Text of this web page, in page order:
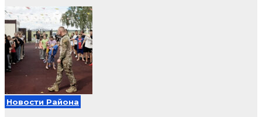
Новости Района